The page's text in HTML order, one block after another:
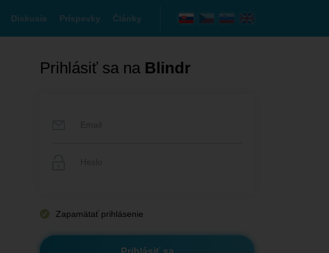
Diskusie Príspevky Články
Prihlásiť sa na Blindr
Zapamätať prihlásenie